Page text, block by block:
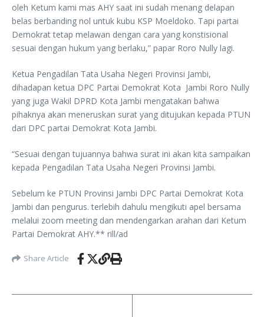
oleh Ketum kami mas AHY saat ini sudah menang delapan
belas berbanding nol untuk kubu KSP Moeldoko. Tapi partai
Demokrat tetap melawan dengan cara yang konstisional
sesuai dengan hukum yang berlaku,” papar Roro Nully lagi.
Ketua Pengadilan Tata Usaha Negeri Provinsi Jambi,
dihadapan ketua DPC Partai Demokrat Kota Jambi Roro Nully
yang juga Wakil DPRD Kota Jambi mengatakan bahwa
pihaknya akan meneruskan surat yang ditujukan kepada PTUN
dari DPC partai Demokrat Kota Jambi.
“Sesuai dengan tujuannya bahwa surat ini akan kita sampaikan
kepada Pengadilan Tata Usaha Negeri Provinsi Jambi.
Sebelum ke PTUN Provinsi Jambi DPC Partai Demokrat Kota
Jambi dan pengurus. terlebih dahulu mengikuti apel bersama
melalui zoom meeting dan mendengarkan arahan dari Ketum
Partai Demokrat AHY.** rill/ad
Share Article